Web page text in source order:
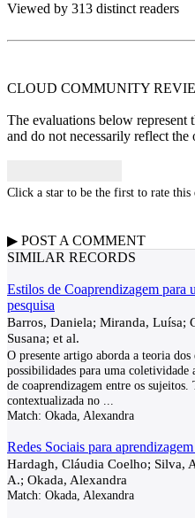
Viewed by 313 distinct readers
CLOUD COMMUNITY
The evaluations below represent
and do not necessarily reflect
Click a star to be the first to rate this
▶ POST A COMMENT
SIMILAR RECORDS
Estilos de Coaprendizagem para
pesquisa
Barros, Daniela; Miranda, Luísa;
Susana; et al.
O presente artigo aborda a teoria dos
possibilidades para uma coletividade
de coaprendizagem entre os sujeitos.
contextualizada no
Match: Okada, Alexandra
Redes Sociais para
Hardagh, Cláudia Coelho; Silva,
A.; Okada, Alexandra
Match: Okada, Alexandra